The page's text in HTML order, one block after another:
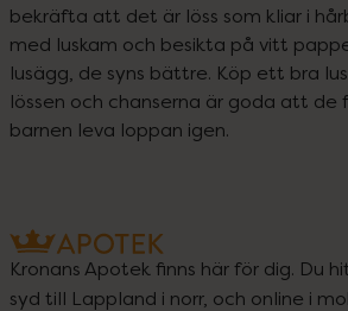
bekräfta att det är löss som kliar i
med luskam och besikta på vitt
lusägg, de syns bättre. Köp ett bra
lössen och chanserna är goda att de
barnen leva loppan igen.
Kronans Apotek finns här för dig. Du
syd till Lappland i norr, och online i